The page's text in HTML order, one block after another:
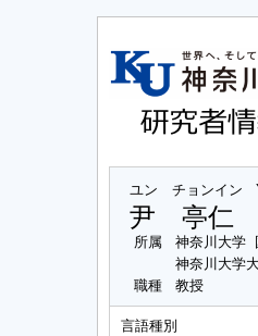
ユン チョンイン
尹 亭仁
所属
神奈川大学
神奈川大学
職種
教授
言語種別